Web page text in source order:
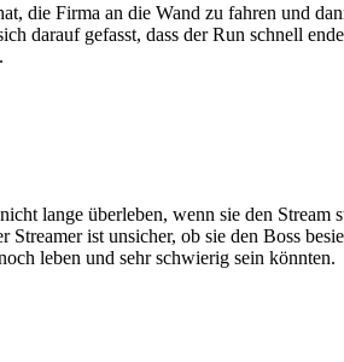
die Firma an die Wand zu fahren und
darauf gefasst, dass der Run schnell
lange überleben, wenn sie den
ist unsicher, ob sie den Boss
leben und sehr schwierig sein könnten.